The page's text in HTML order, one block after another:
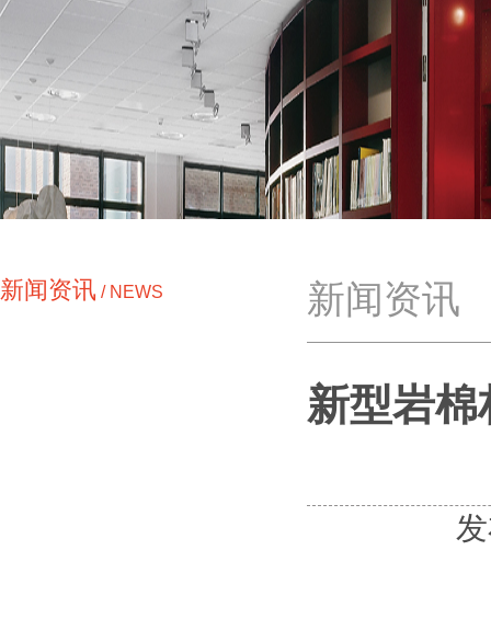
新闻资讯 / NEWS 新闻资讯
新型岩